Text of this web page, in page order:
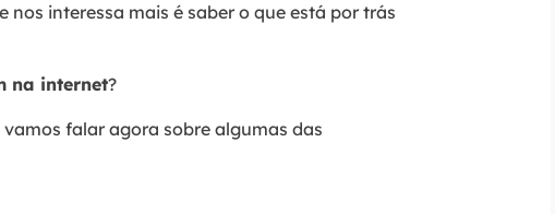
interessa mais é saber o que está por trás
na internet?
falar agora sobre algumas das